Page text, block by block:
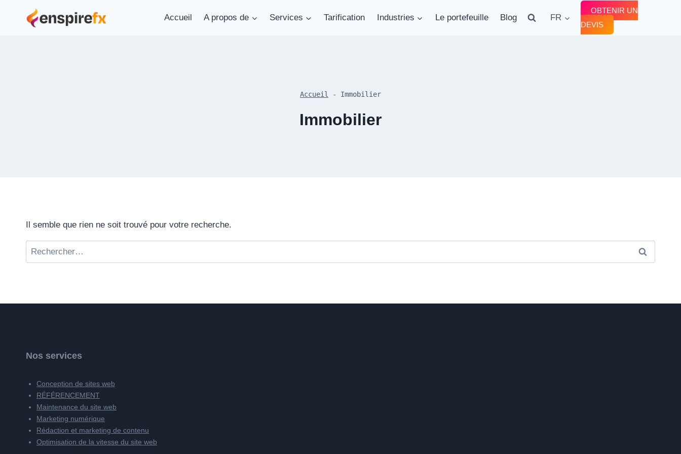
Accueil A propos de Services Tarification Industries Le portefeuille Blog FR
OBTENIR UN
DEVIS
Accueil - Immobilier
Immobilier
Il semble que rien ne soit trouvé pour votre recherche.
Rechercher :
Nos services
Conception de sites web
RÉFÉRENCEMENT
Maintenance du site web
Marketing numérique
Rédaction et marketing de contenu
Optimisation de la vitesse du site web